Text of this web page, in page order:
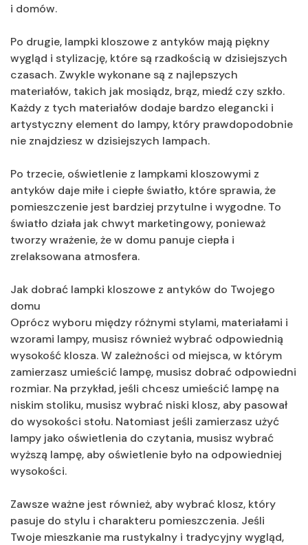
i domów.
Po drugie, lampki kloszowe z antyków mają piękny
wygląd i stylizację, które są rzadkością w dzisiejszych
czasach. Zwykle wykonane są z najlepszych
materiałów, takich jak mosiądz, brąz, miedź czy szkło.
Każdy z tych materiałów dodaje bardzo elegancki i
artystyczny element do lampy, który prawdopodobnie
nie znajdziesz w dzisiejszych lampach.
Po trzecie, oświetlenie z lampkami kloszowymi z
antyków daje miłe i ciepłe światło, które sprawia, że ​​
pomieszczenie jest bardziej przytulne i wygodne. To
światło działa jak chwyt marketingowy, ponieważ
tworzy wrażenie, że w domu panuje ciepła i
zrelaksowana atmosfera.
Jak dobrać lampki kloszowe z antyków do Twojego
domu
Oprócz wyboru między różnymi stylami, materiałami i
wzorami lampy, musisz również wybrać odpowiednią
wysokość klosza. W zależności od miejsca, w którym
zamierzasz umieścić lampę, musisz dobrać odpowiedni
rozmiar. Na przykład, jeśli chcesz umieścić lampę na
niskim stoliku, musisz wybrać niski klosz, aby pasował
do wysokości stołu. Natomiast jeśli zamierzasz użyć
lampy jako oświetlenia do czytania, musisz wybrać
wyższą lampę, aby oświetlenie było na odpowiedniej
wysokości.
Zawsze ważne jest również, aby wybrać klosz, który
pasuje do stylu i charakteru pomieszczenia. Jeśli
Twoje mieszkanie ma rustykalny i tradycyjny wygląd,